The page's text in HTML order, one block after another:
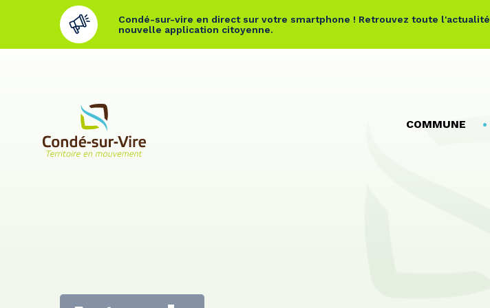
Condé-sur-vire en direct sur votre smartphone ! Retrouvez toute
nouvelle application citoyenne.
COMMUNE